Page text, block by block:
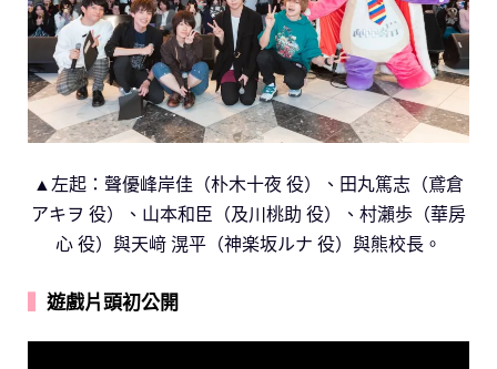
▲左起：聲優峰岸佳（朴木十夜 役）、田丸篤志（鳶倉
アキヲ 役）、山本和臣（及川桃助 役）、村瀨歩 （華房
心 役）與天﨑 滉平（神楽坂ルナ 役）與熊校長。
遊戲片頭初公開